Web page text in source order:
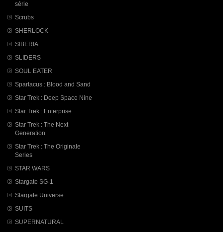
série
Scrubs
SHERLOCK
SIBERIA
SLIDERS
SOUL EATER
Spartacus : Blood and Sand
Star Trek : Deep Space Nine
Star Trek : Enterprise
Star Trek : The Next
Generation
Star Trek : The Originale
Series
STAR WARS
Stargate SG-1
Stargate Universe
SUITS
SUPERNATURAL